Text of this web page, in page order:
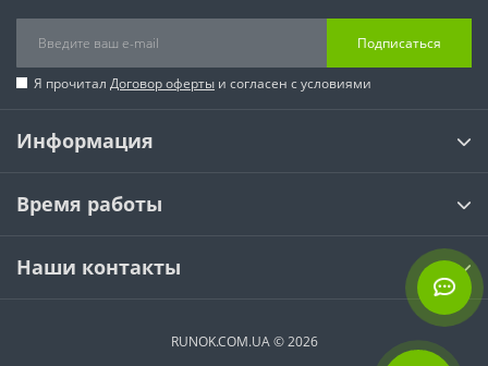
Подписаться
Я прочитал Договор оферты и согласен с условиями
Информация
Время работы
Наши контакты
RUNOK.COM.UA © 2026